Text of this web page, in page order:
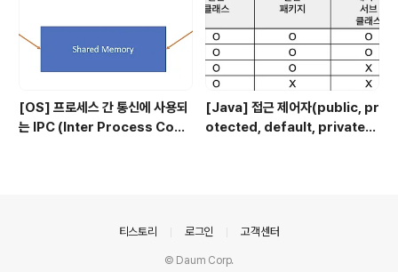
[OS] 프로세스 간 통신에 사용되
는 IPC (Inter Process Com
[Java] 접근 제어자(public, pr
otected, default, private)
티스토리 로그인 고객센터
© Daum Corp.